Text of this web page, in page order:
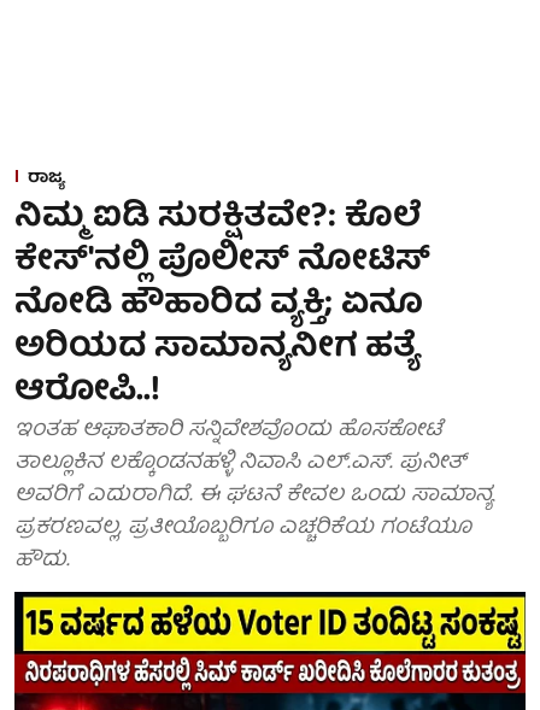
ರಾಜ್ಯ
ನಿಮ್ಮ ಐಡಿ ಸುರಕ್ಷಿತವೇ?: ಕೊಲೆ
ಕೇಸ್'ನಲ್ಲಿ ಪೊಲೀಸ್ ನೋಟಿಸ್
ನೋಡಿ ಹೌಹಾರಿದ ವ್ಯಕ್ತಿ; ಏನೂ
ಅರಿಯದ ಸಾಮಾನ್ಯನೀಗ ಹತ್ಯೆ
ಆರೋಪಿ..!
ಇಂತಹ ಆಘಾತಕಾರಿ ಸನ್ನಿವೇಶವೊಂದು ಹೊಸಕೋಟೆ
ತಾಲ್ಲೂಕಿನ ಲಕ್ಕೊಂಡನಹಳ್ಳಿ ನಿವಾಸಿ ಎಲ್.ಎಸ್. ಪುನೀತ್
ಅವರಿಗೆ ಎದುರಾಗಿದೆ. ಈ ಘಟನೆ ಕೇವಲ ಒಂದು ಸಾಮಾನ್ಯ
ಪ್ರಕರಣವಲ್ಲ, ಪ್ರತೀಯೊಬ್ಬರಿಗೂ ಎಚ್ಚರಿಕೆಯ ಗಂಟೆಯೂ
ಹೌದು.